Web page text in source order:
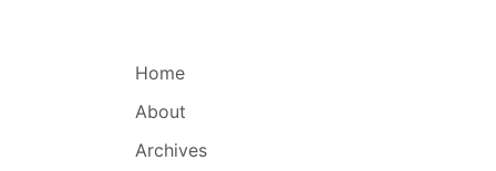
Home
About
Archives